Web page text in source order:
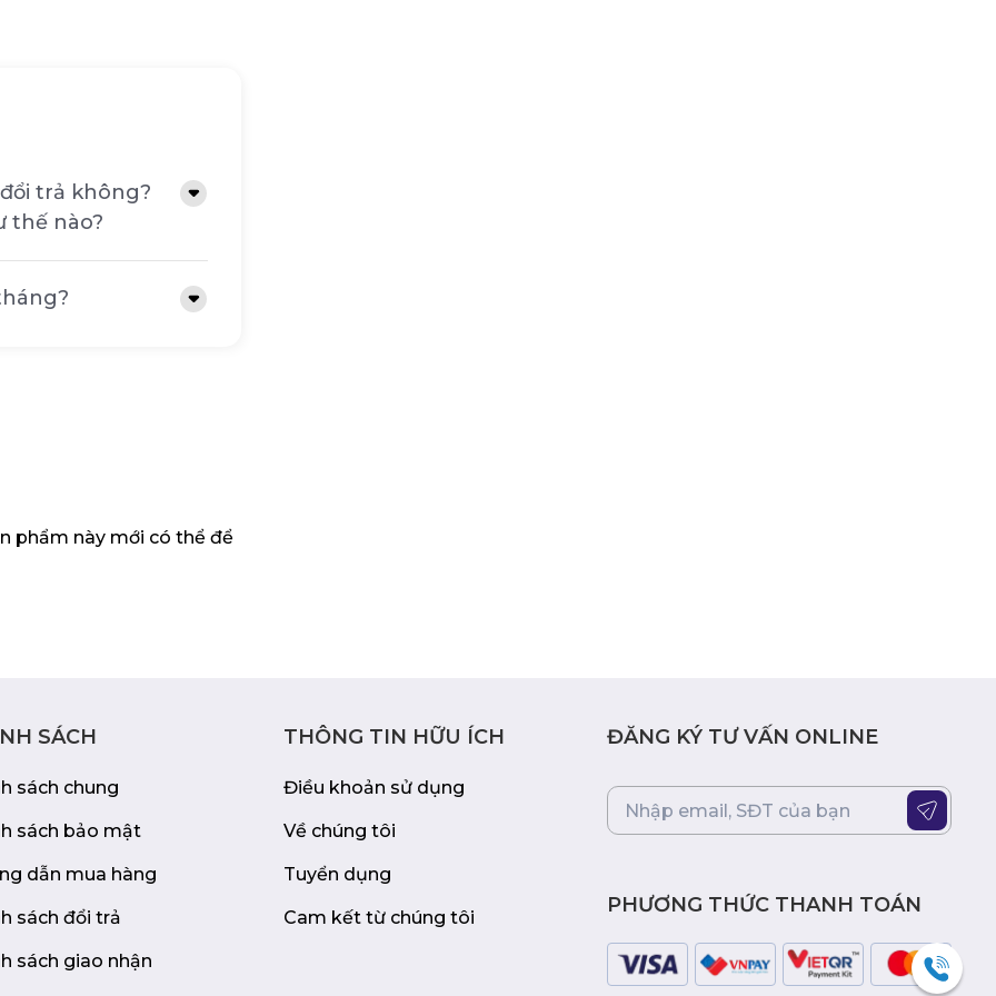
bạn lựa chọn, phù
chọn thông minh
bỉ, khóa kéo kim
sẽ là người bạn
trả không?
thế nào?
phẩm này mới có thể để
SÁCH
sách chung
sách bảo mật
dẫn mua hàng
sách đổi trả
sách giao nhận
THÔNG TIN HỮU ÍCH
Điều khoản sử dụng
Về chúng tôi
Tuyển dụng
Cam kết từ chúng tôi
ĐĂNG KÝ TƯ VẤN ONLINE
PHƯƠNG THỨC THANH TOÁN